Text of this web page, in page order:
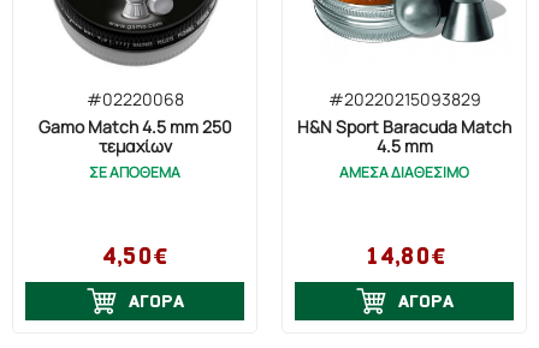
#02220068
Gamo Match 4.5 mm 250
τεμαχίων
ΣΕ ΑΠΟΘΕΜΑ
4,50€
ΑΓΟΡΑ
#20220215093829
H&N Sport Baracuda Match
4.5 mm
ΑΜΕΣΑ ΔΙΑΘΕΣΙΜΟ
14,80€
ΑΓΟΡΑ